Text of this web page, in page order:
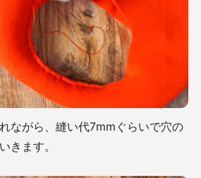
ながら、縫い代7mmぐらいで穴の
きます。